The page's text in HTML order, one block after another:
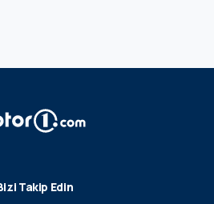
Takip Edin